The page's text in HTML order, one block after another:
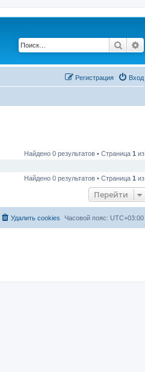
Поиск
Вход
Регистрация
Найдено 0 результатов • Страница 1 из
Найдено 0 результатов • Страница 1 из
Перейти
Часовой пояс: UTC+03:00
Удалить cookies